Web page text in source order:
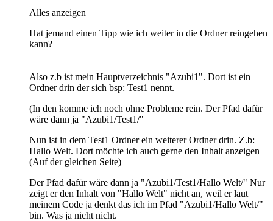
Alles anzeigen
Hat jemand einen Tipp wie ich weiter in die Ordner reingehen
kann?
Also z.b ist mein Hauptverzeichnis "Azubi1". Dort ist ein
Ordner drin der sich bsp: Test1 nennt.
(In den komme ich noch ohne Probleme rein. Der Pfad dafür
wäre dann ja "Azubi1/Test1/"
Nun ist in dem Test1 Ordner ein weiterer Ordner drin. Z.b:
Hallo Welt. Dort möchte ich auch gerne den Inhalt anzeigen
(Auf der gleichen Seite)
Der Pfad dafür wäre dann ja "Azubi1/Test1/Hallo Welt/" Nur
zeigt er den Inhalt von "Hallo Welt" nicht an, weil er laut
meinem Code ja denkt das ich im Pfad "Azubi1/Hallo Welt/"
bin. Was ja nicht nicht.